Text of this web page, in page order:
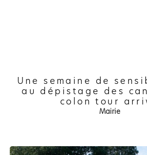
Une semaine de
au dépistage des
colon tour
Mairie